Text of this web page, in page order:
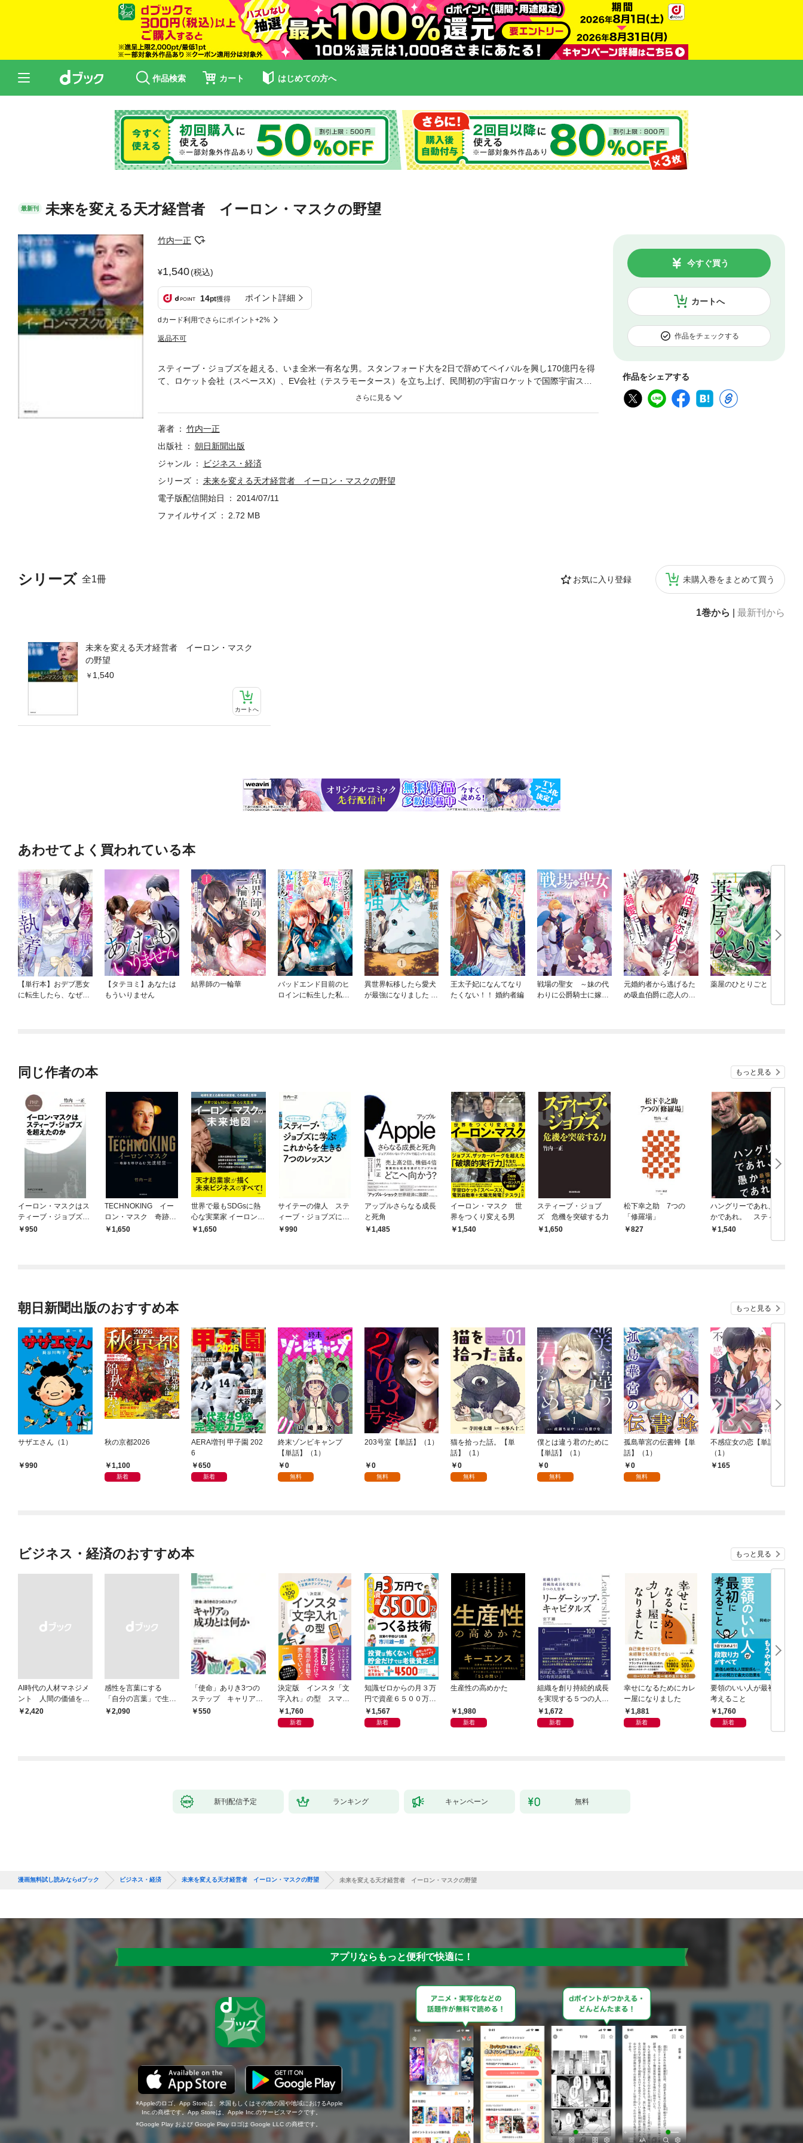
作品検索 カート はじめての方へ
最新刊 未来を変える天才経営者 イーロン・マスクの野望
竹内一正
1,540(税込)
14pt獲得 ポイント詳細
dカード利用でさらにポイント+2%
返品不可
カートへ
今すぐ買う
作品をチェックする
作品をシェアする
シリーズ 全1冊 お気に入り登録 未購入巻をまとめて買う
1巻から 最新刊から
未来を変える天才経営者 イーロン・マスク
の野望
1,540
カートへ
スティーブ・ジョブズを超える、いま全米一有名な男。スタンフォード大を2日で辞めてペイパルを興し170億円を得
て、ロケット会社（スペースX）、EV会社（テスラモータース）を立ち上げ、民間初の宇宙ロケットで国際宇宙ステ
ーションドッキングに成功。世界最速のスーパーカーも発売。太陽光発電、EV自動車で環境を守り、宇宙ロケットで
著者
竹内一正
出版社
朝日新聞出版
ジャンル
ビジネス・経済
シリーズ
未来を変える天才経営者 イーロン・マスクの野望
電子版配信開始日
2014/07/11
ファイルサイズ
2.72 MB
あわせてよく買われている本
【単行本】おデブ悪女
に転生したら、なぜか
【タテヨミ】あなたは
もういりません
結界師の一輪華
バッドエンド目前のヒ
ロインに転生した私、
異世界転移したら愛犬
が最強になりました ～
王太子妃になんてなり
たくない！！ 婚約者編
戦場の聖女 ～妹の代
わりに公爵騎士に嫁ぐ
元婚約者から逃げるた
め吸血伯爵に恋人のフ
薬屋のひとりごと
同じ作者の本 もっと見る
イーロン・マスクはス
ティーブ・ジョブズを
超えたのか
950
TECHNOKING イー
ロン・マスク 奇跡を
呼び込む光速経営
1,650
世界で最もSDGsに熱
心な実業家 イーロン・
マスクの未来地図
1,650
サイテーの偉人 ステ
ィーブ・ジョブズに学
ぶ これからを生きる
990
アップルさらなる成長
と死角
1,485
イーロン・マスク 世
界をつくり変える男
1,540
スティーブ・ジョブ
ズ 危機を突破する力
1,650
松下幸之助 7つの
「修羅場」
827
ハングリーであれ、愚
かであれ。 スティー
ブ・ジョブズ 最強脳
1,540
朝日新聞出版のおすすめ本 もっと見る
サザエさん（1）
990
秋の京都2026
1,100
新着
AERA増刊 甲子園 202
6
650
新着
終末ゾンビキャンプ
【単話】（1）
0
無料
203号室【単話】（1）
0
無料
猫を拾った話。【単
話】（1）
0
無料
僕とは違う君のために
【単話】（1）
0
無料
孤島華宮の伝書蜂【単
話】（1）
0
無料
不感症女の恋【単話】
（1）
165
ビジネス・経済のおすすめ本 もっと見る
AI時代の人材マネジメ
ント 人間の価値を最
大化する条件
￥2,420
感性を言葉にする
「自分の言葉」で生き
るための教科書
￥2,090
「使命」ありき3つの
ステップ キャリアの
成功とは何か
550
決定版 インスタ「文
字入れ」の型 スマホ
１画面で心をつかむ
「言葉のテンプレー
1,760
新着
知識ゼロからの月３万
円で資産６５００万円
つくる技術
1,567
新着
生産性の高めかた
1,980
新着
組織を創り持続的成長
を実現する５つの人資
本 リーダーシップ・
キャピタルズ
1,672
新着
幸せになるためにカレ
ー屋になりました
1,881
新着
要領のいい人が最初に
考えること
1,760
新着
新刊配信予定 ランキング キャンペーン 無料
漫画無料試し読みならdブック ビジネス・経済 未来を変える天才経営者 イーロン・マスクの野望 未来を変える天才経営者 イーロン・マスクの野望
アプリならもっと便利で快適に！
Appleのロゴ、App Storeは、米国もしくはその他の国や地域におけるApple
Inc.の商標です。App Storeは、Apple Inc.のサービスマークです。
Google Play および Google Play ロゴは Google LLC の商標です。